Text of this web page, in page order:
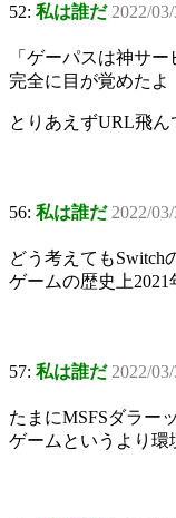
52: 私は誰だ 2022/
「ゲーパスは神サ
完全に目が覚めたよ
とりあえずURL飛
56: 私は誰だ 2022/
どう考えてもSwitch
ゲームの歴史上
57: 私は誰だ 2022/
たまにMSFSダラー
ゲームというより環